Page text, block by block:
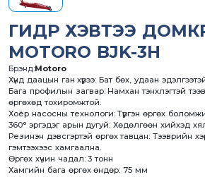
ГИДР ХЭВТЭЭ
MOTORO BJK-3H
Брэнд:Motoro
Хүнд даацын ган хүрээ: Бат бөх, удаан
Бага профилын загвар: Намхан тэнхлэгтэй
өргөхөд тохиромжтой.
Хоёр насосны технологи: Түргэн өргөх
360° эргэдэг арын дугуй: Хөдөлгөөн хийхэд
Резинэн дэвсгэртэй өргөх тавцан: Тээврийн
гэмтээхээс хамгаална.
Өргөх хүчин чадал: 3 тонн
Хамгийн бага өргөх өндөр: 75 мм